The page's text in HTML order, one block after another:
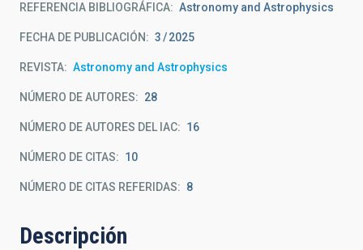
REFERENCIA BIBLIOGRÁFICA Astronomy and Astrophysics
FECHA DE PUBLICACIÓN: 3 2025
REVISTA Astronomy and Astrophysics
NÚMERO DE AUTORES 28
NÚMERO DE AUTORES DEL IAC 16
NÚMERO DE CITAS 10
NÚMERO DE CITAS REFERIDAS 8
Descripción